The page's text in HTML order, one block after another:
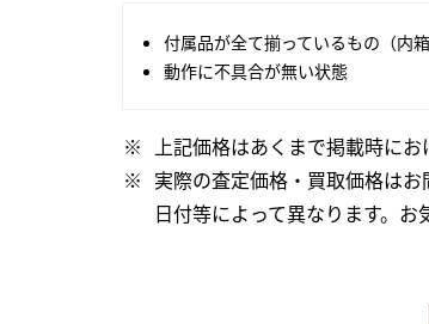
付属品が全て揃っているもの（内
動作に不具合が無い状態
上記価格はあくまで掲載時に
実際の査定価格・買取価格は
日付等によって異なります。お